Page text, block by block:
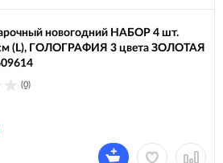
новогодний НАБОР 4 шт.
(L), ГОЛОГРАФИЯ 3 цвета ЗОЛОТАЯ
(0)